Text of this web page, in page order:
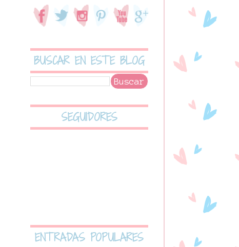
BUSCAR EN ESTE BLOG
SEGUIDORES
ENTRADAS POPULARES